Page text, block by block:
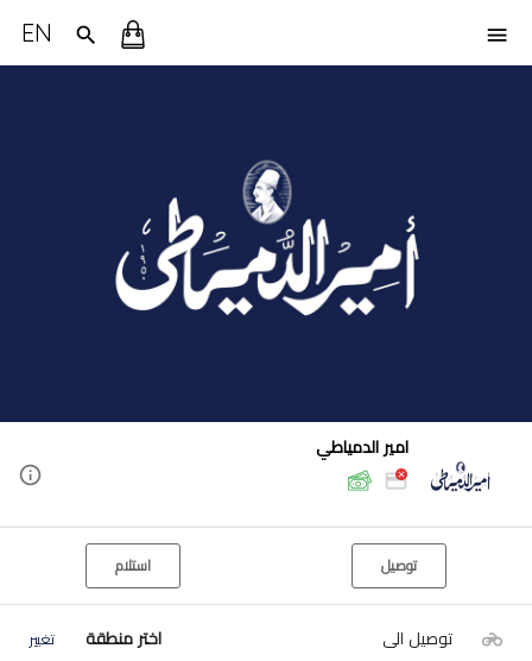
EN
امير الدمياطي
توصيل استلام
توصيل الى اختر منطقة تغيير